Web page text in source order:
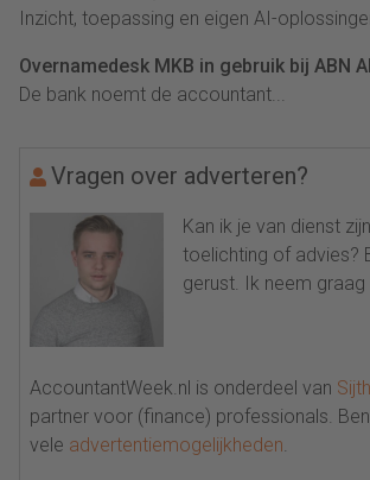
Inzicht, toepassing en eigen AI-
Overnamedesk MKB in gebruik bij ABN
De bank noemt de accountant...
Vragen over adverteren?
Kan ik je van dienst
toelichting of advies?
gerust. Ik neem
AccountantWeek.nl is onderdeel van
partner voor (finance) professionals.
vele advertentiemogelijkheden.